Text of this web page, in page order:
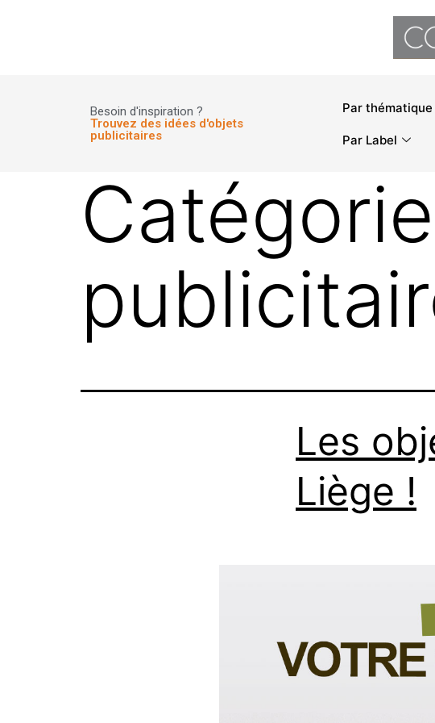
Besoin d'inspiration ?
Trouvez des idées d'objets
publicitaires
Par thématique
Par Label
Les
Liège !